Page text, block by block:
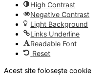
High Contrast
Negative Contrast
Light Background
Links Underline
Readable Font
Reset
Acest site folosește cookie